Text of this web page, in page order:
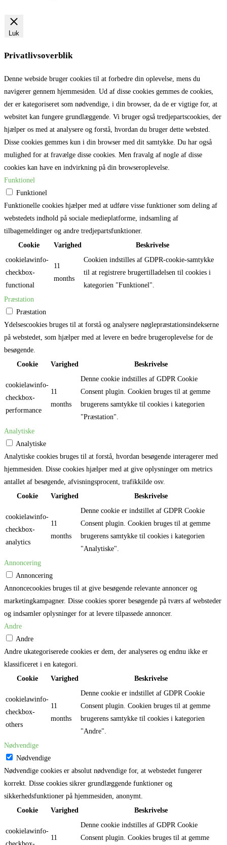
Luk
Privatlivsoverblik
Denne webside bruger cookies til at forbedre din oplevelse, mens du
navigerer gennem hjemmesiden. Ud af disse cookies gemmes de cookies,
der er kategoriseret som nødvendige, i din browser, da de er vigtige for, at
websitet kan fungere grundlæggende. Vi bruger også tredjepartscookies, der
hjælper os med at analysere og forstå, hvordan du bruger dette websted.
Disse cookies gemmes kun i din browser med dit samtykke. Du har også
mulighed for at fravælge disse cookies. Men fravalg af nogle af disse
cookies kan have en indvirkning på din browseroplevelse.
Funktionel
Funktionel
Funktionelle cookies hjælper med at udføre visse funktioner som deling af
webstedets indhold på sociale medieplatforme, indsamling af
tilbagemeldinger og andre tredjepartsfunktioner.
Cookie
Varighed
Beskrivelse
cookielawinfo-
checkbox-
functional
11
months
Cookien indstilles af GDPR-cookie-samtykke
til at registrere brugertilladelsen til cookies i
kategorien "Funktionel".
Præstation
Præstation
Ydelsescookies bruges til at forstå og analysere nøglepræstationsindekserne
på webstedet, som hjælper med at levere en bedre brugeroplevelse for de
besøgende.
Cookie
Varighed Beskrivelse
cookielawinfo-
checkbox-
performance
11
months
Denne cookie indstilles af GDPR Cookie
Consent plugin. Cookien bruges til at gemme
brugerens samtykke til cookies i kategorien
"Præstation".
Analytiske
Analytiske
Analytiske cookies bruges til at forstå, hvordan besøgende interagerer med
hjemmesiden. Disse cookies hjælper med at give oplysninger om metrics
antallet af besøgende, afvisningsprocent, trafikkilde osv.
Cookie
Varighed Beskrivelse
cookielawinfo-
checkbox-
analytics
11
months
Denne cookie er indstillet af GDPR Cookie
Consent plugin. Cookien bruges til at gemme
brugerens samtykke til cookies i kategorien
"Analytiske".
Annoncering
Annoncering
Annoncecookies bruges til at give besøgende relevante annoncer og
marketingkampagner. Disse cookies sporer besøgende på tværs af websteder
og indsamler oplysninger for at levere tilpassede annoncer.
Andre
Andre
Andre ukategoriserede cookies er dem, der analyseres og endnu ikke er
klassificeret i en kategori.
Cookie
Varighed Beskrivelse
cookielawinfo-
checkbox-
others
11
months
Denne cookie er indstillet af GDPR Cookie
Consent plugin. Cookien bruges til at gemme
brugerens samtykke til cookies i kategorien
"Andre".
Nødvendige
Nødvendige
Nødvendige cookies er absolut nødvendige for, at webstedet fungerer
korrekt. Disse cookies sikrer grundlæggende funktioner og
sikkerhedsfunktioner på hjemmesiden, anonymt.
Cookie
Varighed Beskrivelse
cookielawinfo-
11
Denne cookie indstilles af GDPR Cookie
Consent plugin. Cookies bruges til at gemme